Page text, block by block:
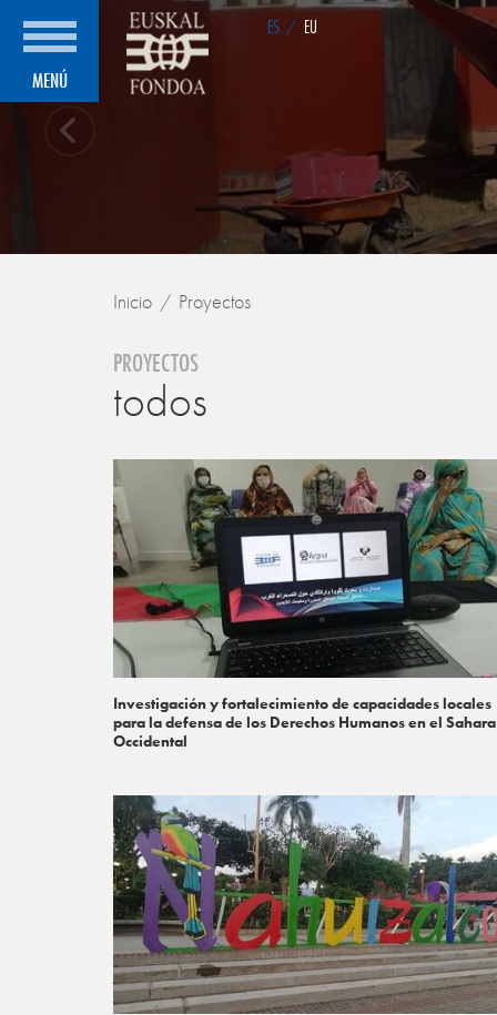
MENÚ
ES / EU
Inicio Proyectos
PROYECTOS
todos
Investigación y fortalecimiento de capacidades locales
para la defensa de los Derechos Humanos en el Sahara
Occidental